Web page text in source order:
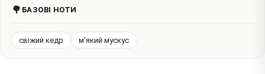
🌳 БАЗОВІ НОТИ
свіжий кедр м'який мускус